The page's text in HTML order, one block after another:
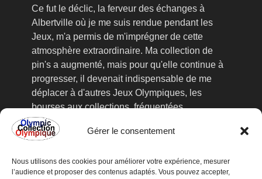
Gérer le consentement
Nous utilisons des cookies pour améliorer votre expérience, mesurer
l’audience et proposer des contenus adaptés. Vous pouvez accepter,
Ce fut le déclic, la ferveur des échanges à
Albertville où je me suis rendue pendant les
Jeux, m'a permis de m'imprégner de cette
atmosphère extraordinaire. Ma collection de
pin's a augmenté, mais pour qu'elle continue à
progresser, il devenait indispensable de me
déplacer à d'autres Jeux Olympiques, les
bourses aux collections, fréquentées
assidûment, ne suffisant plus à satisfaire ma
collectionnite aiguë. C'est ainsi que je suis
information précieuse, l'organisation prochaine
d'une foire internationale de collectionneurs